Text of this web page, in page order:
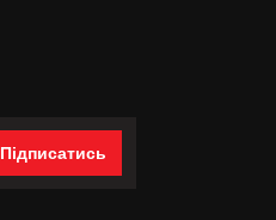
Підписатись